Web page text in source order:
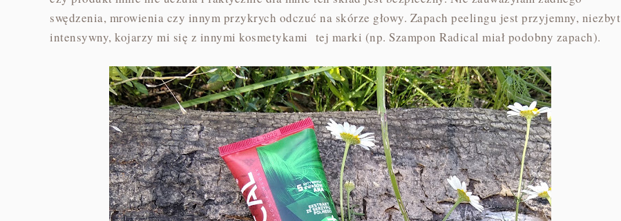
swędzenia, mrowienia czy innym przykrych odczuć na skórze głowy. Zapach peelingu jest przyjemny, niezbyt
intensywny, kojarzy mi się z innymi kosmetykami tej marki (np. Szampon Radical miał podobny zapach).